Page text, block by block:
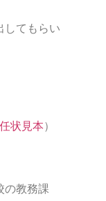
してもらい
状見本）
の教務課